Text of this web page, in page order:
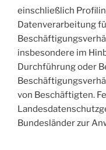
einschließlich
Datenverarbeitung
insbesondere im
Durchführung oder
von Beschäftigten.
Bundesländer zur